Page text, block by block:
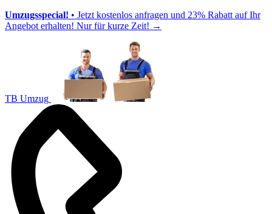
Umzugsspecial! • Jetzt kostenlos anfragen und 23% Rabatt auf Ihr
Angebot erhalten! Nur für kurze Zeit! →
TB Umzug